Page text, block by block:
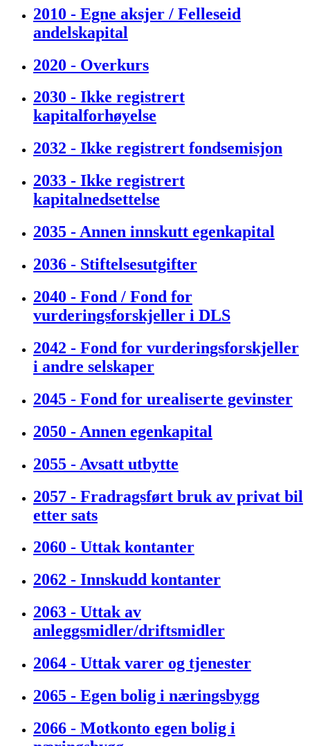
2010 - Egne aksjer / Felleseid
andelskapital
2020 - Overkurs
2030 - Ikke registrert
kapitalforhøyelse
2032 - Ikke registrert fondsemisjon
2033 - Ikke registrert
kapitalnedsettelse
2035 - Annen innskutt egenkapital
2036 - Stiftelsesutgifter
2040 - Fond / Fond for
vurderingsforskjeller i DLS
2042 - Fond for vurderingsforskjeller
i andre selskaper
2045 - Fond for urealiserte gevinster
2050 - Annen egenkapital
2055 - Avsatt utbytte
2057 - Fradragsført bruk av privat bil
etter sats
2060 - Uttak kontanter
2062 - Innskudd kontanter
2063 - Uttak av
anleggsmidler/driftsmidler
2064 - Uttak varer og tjenester
2065 - Egen bolig i næringsbygg
2066 - Motkonto egen bolig i